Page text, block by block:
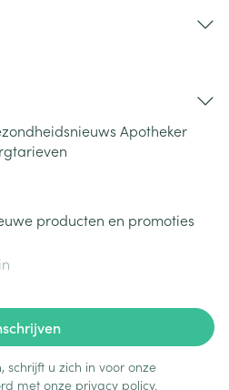
Apotheker
producten en promoties
schrijft u zich in voor onze
met onze privacy policy.